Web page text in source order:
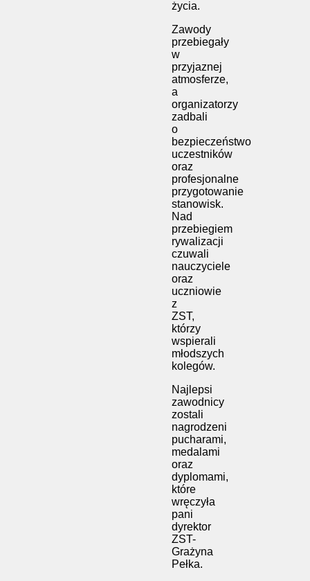
życia.
Zawody
przebiegały
w
przyjaznej
atmosferze,
a
organizatorzy
zadbali
o
bezpieczeństwo
uczestników
oraz
profesjonalne
przygotowanie
stanowisk.
Nad
przebiegiem
rywalizacji
czuwali
nauczyciele
oraz
uczniowie
z
ZST,
którzy
wspierali
młodszych
kolegów.
Najlepsi
zawodnicy
zostali
nagrodzeni
pucharami,
medalami
oraz
dyplomami,
które
wręczyła
pani
dyrektor
ZST-
Grażyna
Pełka.